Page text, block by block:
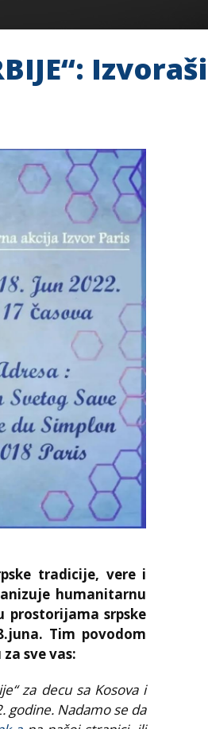
tradicije, vere i
humanitarnu
prostorijama srpske
Tim povodom
sve vas:
za decu sa Kosova i
godine. Nadamo se da